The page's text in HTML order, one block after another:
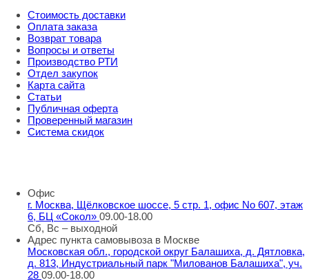
Стоимость доставки
Оплата заказа
Возврат товара
Вопросы и ответы
Производство РТИ
Отдел закупок
Карта сайта
Статьи
Публичная оферта
Проверенный магазин
Система скидок
Офис
г. Москва, Щёлковское шоссе, 5 стр. 1, офис No 607, этаж
6, БЦ «Сокол» 09.00-18.00
Сб, Вс – выходной
Адрес пункта самовывоза в Москве
Московская обл., городской округ Балашиха, д. Дятловка,
д. 813, Индустриальный парк "Милованов Балашиха", уч.
28 09.00-18.00